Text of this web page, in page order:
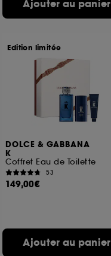
Ajouter au panier
DOLCE & GABBANA
K
Coffret Eau de Toilette
53
149,00€
Ajouter au panier
Edition limitée